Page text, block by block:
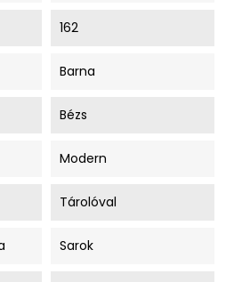
162
Barna
Bézs
Modern
Tárolóval
Sarok